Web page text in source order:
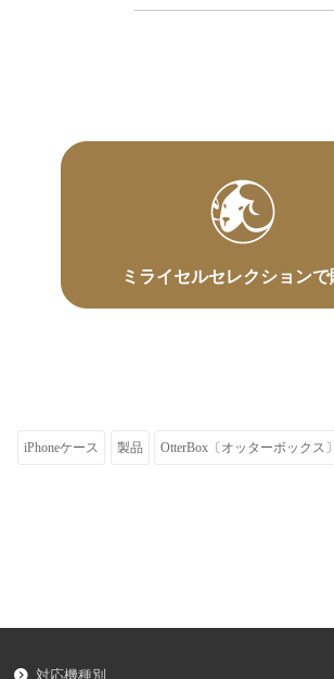
ミライセルセレクションで
iPhoneケース 製品 OtterBox〔オッターボックス〕